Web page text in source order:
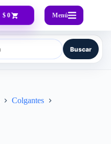
$ 0 Menú
Buscar
Colgantes